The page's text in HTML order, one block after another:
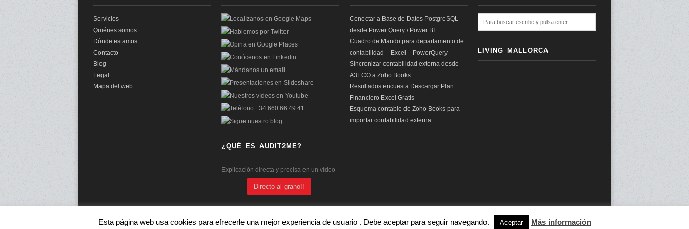
Servicios
Quiénes somos
Dónde estamos
Contacto
Blog
Legal
Mapa del web
¿QUÉ ES AUDIT2ME?
Explicación directa y precisa en un vídeo
Directo al grano!!
Conectar a Base de Datos PostgreSQL
desde Power Query / Power BI
Cuadro de Mando para departamento de
contabilidad – Excel – PowerQuery
Sincronizar contabilidad externa desde
A3ECO a Zoho Books
Resultados encuesta Descargar Plan
Financiero Excel Gratis
Esquema contable de Zoho Books para
importar contabilidad externa
LIVING MALLORCA
© 2026 audit2me | Aviso Legal| subir ↑
Esta página web usa cookies para efrecerle una mejor experiencia de usuario . Debe aceptar para seguir navegando. Aceptar Más información